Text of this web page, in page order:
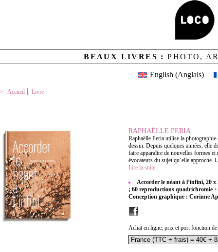
BEAUX LIVRES :PHOTO,
English (Anglais)
Accueil Livre
RAPHAËLLE PERIA
Raphaëlle Peria utilise la
dessin. Depuis quelques années, elle
faire apparaître de nouvelles formes
évocateurs du sujet qu’elle approche.
Lire la suite
Accorder le néant à l’infini, 20 x
; 60 reproductions quadrichromie
Conception graphique : Corinne
Achat en ligne, prix et port fonction de